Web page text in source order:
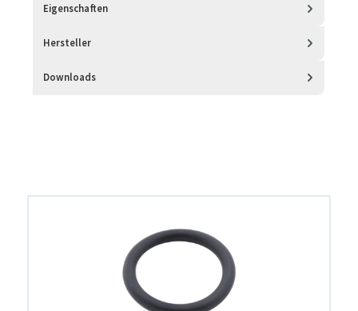
Eigenschaften
Hersteller
Downloads